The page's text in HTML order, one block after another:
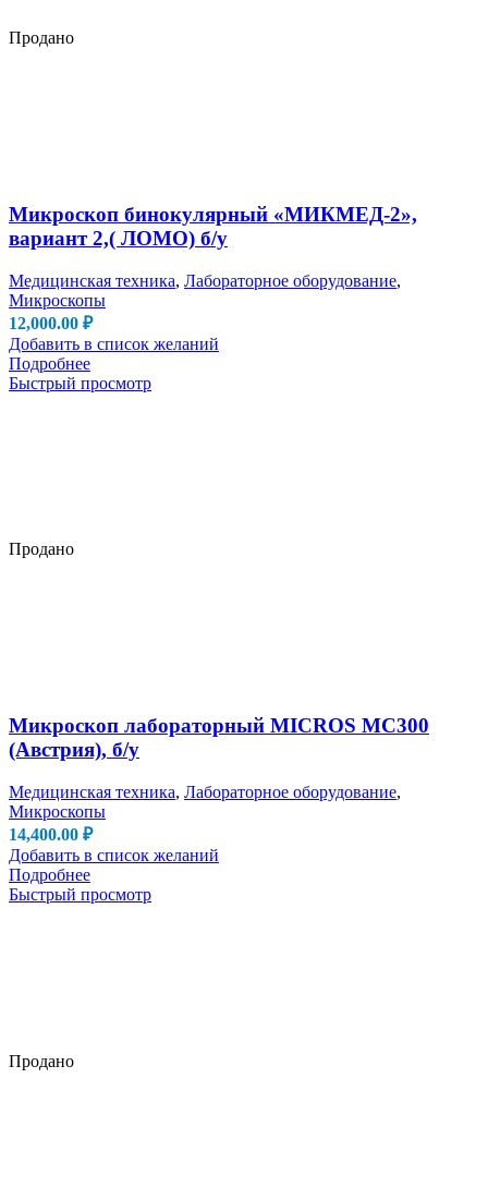
Продано
Продано
Микроскоп бинокулярный «МИКМЕД-2»,
вариант 2,( ЛОМО) б/у
Медицинская техника, Лабораторное оборудование,
Микроскопы
12,000.00 ₽
Добавить в список желаний
Подробнее
Быстрый просмотр
Продано
Микроскоп лабораторный MICROS MC300
(Австрия), б/у
Медицинская техника, Лабораторное оборудование,
Микроскопы
14,400.00 ₽
Добавить в список желаний
Подробнее
Быстрый просмотр